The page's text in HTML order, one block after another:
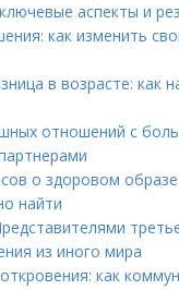
аспекты и
как изменить
в возрасте: как
отношений с
о здоровом
найти
из иного мира
как